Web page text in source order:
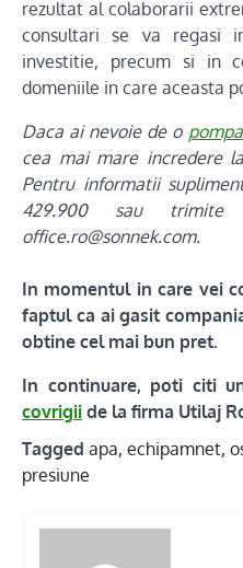
rezultat al colaborarii
consultari se va regasi
investitie, precum si in
domeniile in care aceasta
Daca ai nevoie de o
cea mai mare incredere
Pentru informatii
429.900 sau
office.ro@sonnek.com.
In momentul in care vei
faptul ca ai gasit
obtine cel mai bun pret.
In continuare, poti citi
covrigii de la firma Utilaj
Tagged apa, echipamnet,
presiune